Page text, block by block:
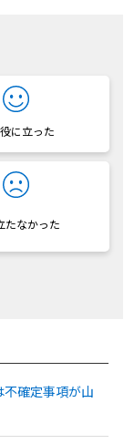
に立った
たなかった
確定事項が山